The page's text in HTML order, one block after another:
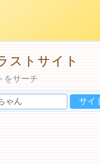
ストサイト
をサーチ